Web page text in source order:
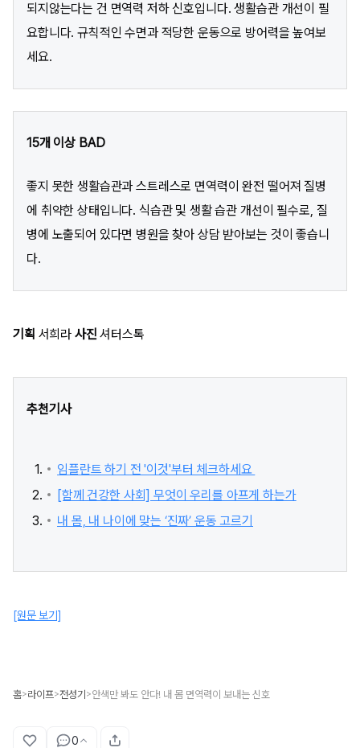
되지않는다는 건 면역력 저하 신호입니다. 생활습관 개선이 필
요합니다. 규칙적인 수면과 적당한 운동으로 방어력을 높여보
세요.
15개 이상 BAD
좋지 못한 생활습관과 스트레스로 면역력이 완전 떨어져 질병
에 취약한 상태입니다. 식습관 및 생활 습관 개선이 필수로, 질
병에 노출되어 있다면 병원을 찾아 상담 받아보는 것이 좋습니
다.
기획 서희라 사진 셔터스톡
추천기사
임플란트 하기 전 '이것'부터 체크하세요
[함께 건강한 사회] 무엇이 우리를 아프게 하는가
내 몸, 내 나이에 맞는 ‘진짜’ 운동 고르기
[원문 보기]
홈>라이프>전성기 >안색만 봐도 안다! 내 몸 면역력이 보내는 신호
0